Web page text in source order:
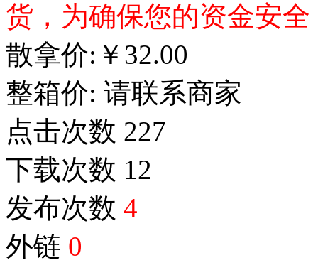
货，为确保您的资金安
散拿价: ￥ 32.00
整箱价: 请联系商家
点击次数 227
下载次数 12
发布次数 4
外链 0